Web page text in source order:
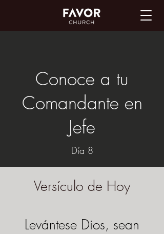
Conoce a tu
Comandante en
Jefe
Día 8
Versículo de Hoy
Levántese Dios, sean